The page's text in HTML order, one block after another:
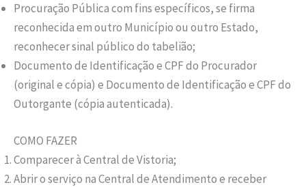
Procuração Pública com fins específicos, se firma
reconhecida em outro Município ou outro Estado,
reconhecer sinal público do tabelião;
Documento de Identificação e CPF do Procurador
(original e cópia) e Documento de Identificação e CPF do
Outorgante (cópia autenticada).
COMO FAZER
Comparecer à Central de Vistoria;
Abrir o serviço na Central de Atendimento e receber